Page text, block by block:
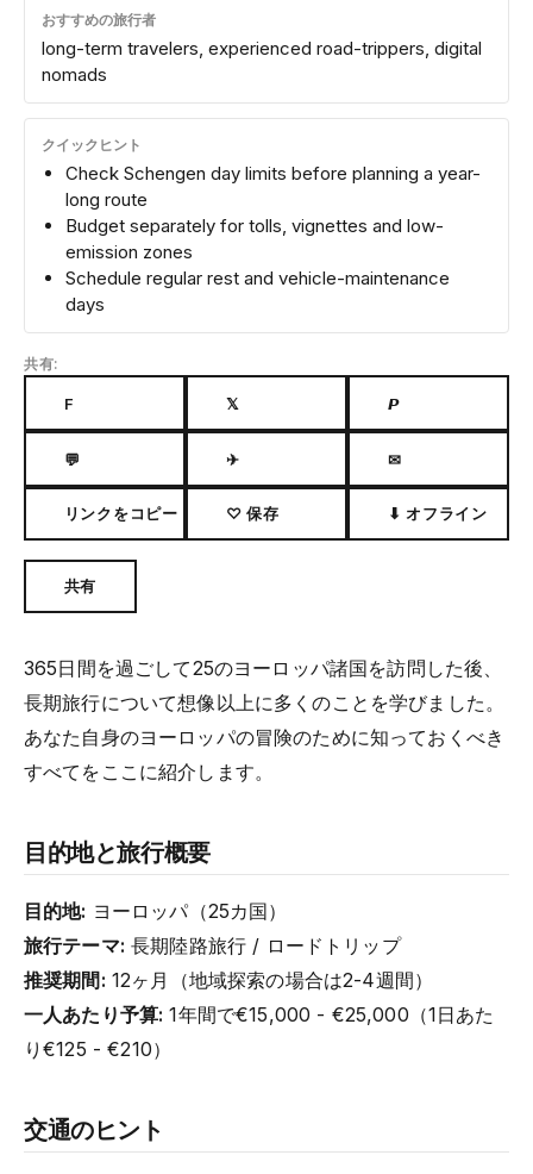
おすすめの旅行者
long-term travelers, experienced road-trippers, digital
nomads
クイックヒント
Check Schengen day limits before planning a year-
long route
Budget separately for tolls, vignettes and low-
emission zones
Schedule regular rest and vehicle-maintenance
days
共有:
F 𝕏 𝙋
💬 ✈ ✉
リンクをコピー ♡ 保存 ⬇ オフライン
共有
365日間を過ごして25のヨーロッパ諸国を訪問した後、
長期旅行について想像以上に多くのことを学びました。
あなた自身のヨーロッパの冒険のために知っておくべき
すべてをここに紹介します。
目的地と旅行概要
目的地: ヨーロッパ（25カ国）
旅行テーマ: 長期陸路旅行 / ロードトリップ
推奨期間: 12ヶ月（地域探索の場合は2-4週間）
一人あたり予算: 1年間で€15,000 - €25,000（1日あた
り€125 - €210）
交通のヒント